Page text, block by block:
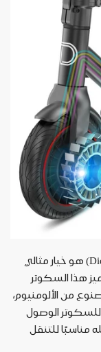
هو خيار مثالي
هذا السكوتر
من الألومنيوم،
للسكوتر الوصول
يجعله مناسبًا للتنقل